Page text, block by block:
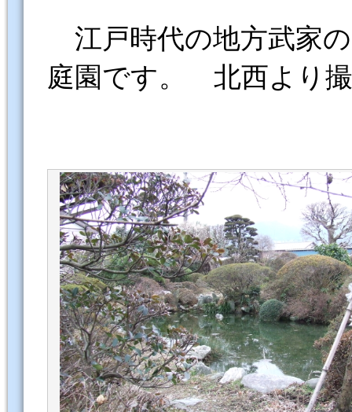
江戸時代の地方武家
庭園です。 北西より